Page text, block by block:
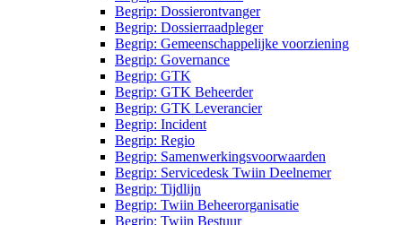
Begrip: Dossierontvanger
Begrip: Dossierraadpleger
Begrip: Gemeenschappelijke voorziening
Begrip: Governance
Begrip: GTK
Begrip: GTK Beheerder
Begrip: GTK Leverancier
Begrip: Incident
Begrip: Regio
Begrip: Samenwerkingsvoorwaarden
Begrip: Servicedesk Twiin Deelnemer
Begrip: Tijdlijn
Begrip: Twiin Beheerorganisatie
Begrip: Twiin Bestuur